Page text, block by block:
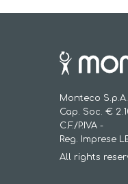
Monteco S.p.A.
Cap. Soc. €
C.F./P.IVA -
Reg. Imprese
All rights